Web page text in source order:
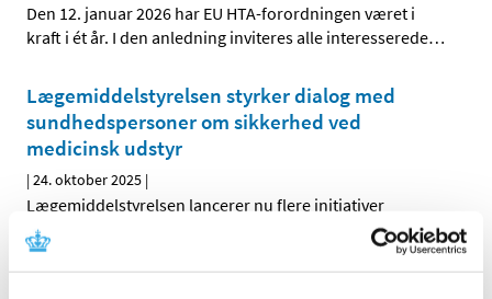
Den 12. januar 2026 har EU HTA-forordningen været i
kraft i ét år. I den anledning inviteres alle interesserede…
Lægemiddelstyrelsen styrker dialog med
sundhedspersoner om sikkerhed ved
medicinsk udstyr
|24. oktober 2025 |
Lægemiddelstyrelsen lancerer nu flere initiativer
målrettet sundhedspersoner i hele landet. Formålet er…